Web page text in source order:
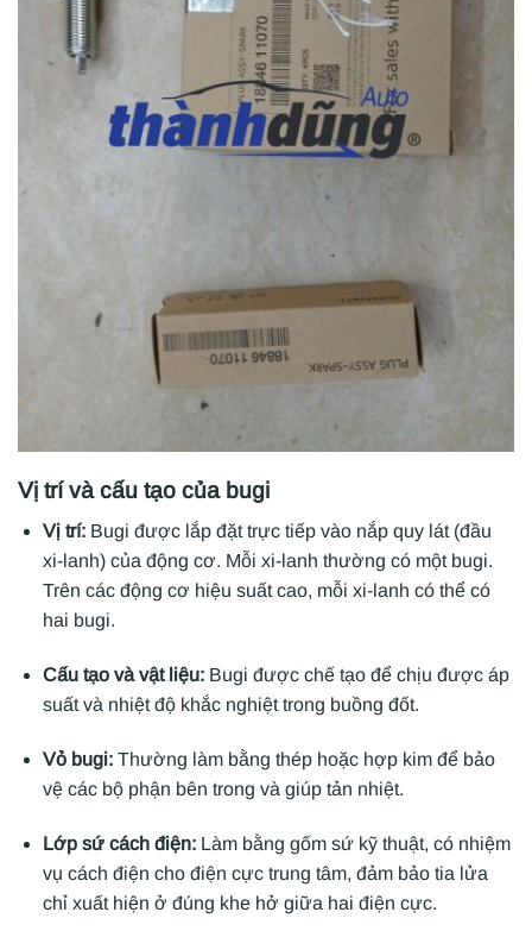
Vị trí và cấu tạo của bugi
Vị trí: Bugi được lắp đặt trực tiếp vào nắp quy lát (đầu
xi-lanh) của động cơ. Mỗi xi-lanh thường có một bugi.
Trên các động cơ hiệu suất cao, mỗi xi-lanh có thể có
hai bugi.
Cấu tạo và vật liệu: Bugi được chế tạo để chịu được áp
suất và nhiệt độ khắc nghiệt trong buồng đốt.
Vỏ bugi: Thường làm bằng thép hoặc hợp kim để bảo
vệ các bộ phận bên trong và giúp tản nhiệt.
Lớp sứ cách điện:Làm bằng gốm sứ kỹ thuật, có nhiệm
vụ cách điện cho điện cực trung tâm, đảm bảo tia lửa
chỉ xuất hiện ở đúng khe hở giữa hai điện cực.